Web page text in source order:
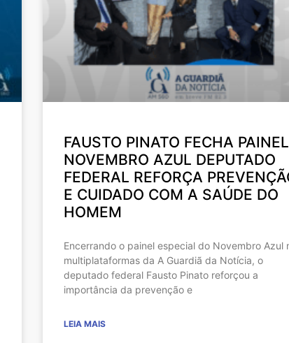
FAUSTO PINATO FECHA PAINEL
NOVEMBRO AZUL DEPUTADO
FEDERAL REFORÇA
E CUIDADO COM A SAÚDE DO
HOMEM
Encerrando o painel especial do Novembro Azul
multiplataformas da A Guardiã da Notícia, o
deputado federal Fausto Pinato reforçou a
importância da prevenção e
LEIA MAIS